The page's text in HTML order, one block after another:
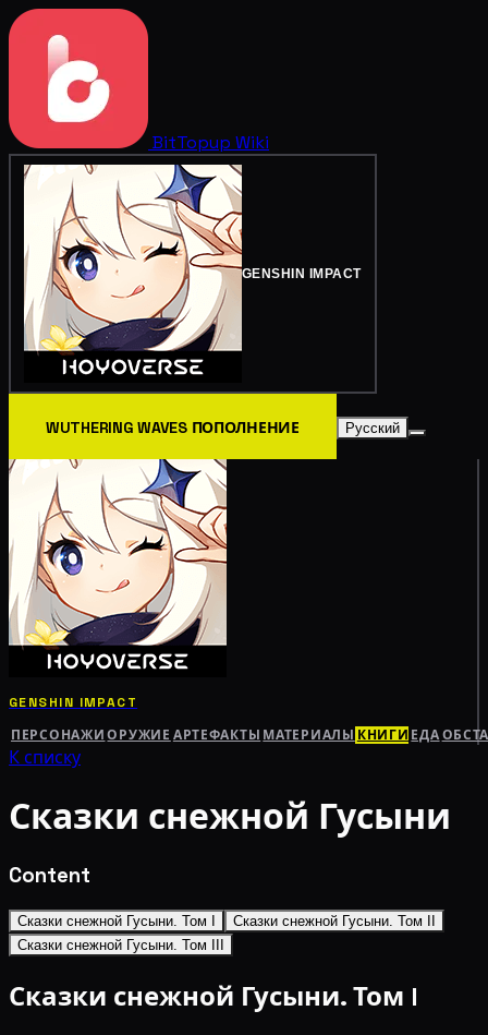
BitTopup Wiki
GENSHIN IMPACT
WUTHERING WAVES ПОПОЛНЕНИЕ Русский
GENSHIN IMPACT
ПЕРСОНАЖИ ОРУЖИЕ АРТЕФАКТЫ МАТЕРИАЛЫ КНИГИ ЕДА
К списку
Сказки снежной Гусыни
Content
Сказки снежной Гусыни. Том I
Сказки снежной Гусыни. Том II
Сказки снежной Гусыни. Том III
Сказки снежной Гусыни. Том I